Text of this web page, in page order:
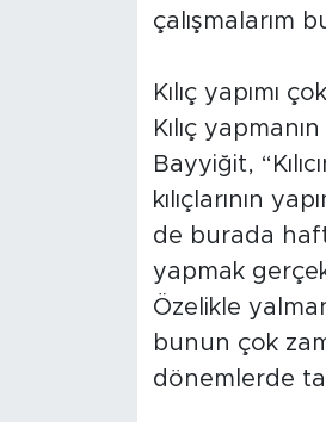
çalışmalarım
Kılıç yapımı
Kılıç
Bayyiğit,
kılıçlarının
de burada
yapmak
Özelikle
bunun çok
dönemlerde
Adıyaman